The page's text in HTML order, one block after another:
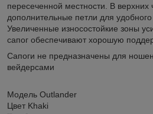
пересеченной местности. В верхних
дополнительные петли для удобного
Увеличенные износостойкие зоны
сапог обеспечивают хорошую
Сапоги не предназначены для
вейдерсами
Модель Outlander
Цвет Khaki